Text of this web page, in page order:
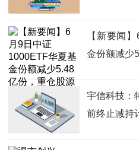
【新要闻
金份额减少
宇信科技：
前终止减持